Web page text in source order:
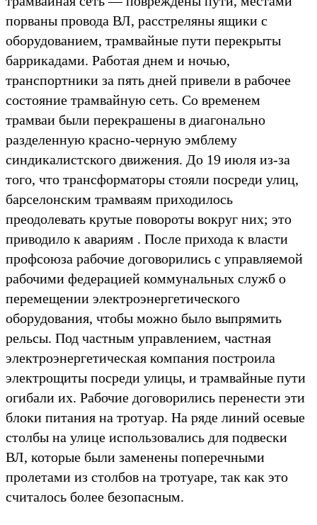
порваны провода ВЛ, расстреляны ящики с
оборудованием, трамвайные пути перекрыты
баррикадами. Работая днем ​​и ночью,
транспортники за пять дней привели в рабочее
состояние трамвайную сеть. Со временем
трамваи были перекрашены в диагонально
разделенную красно-черную эмблему
синдикалистского движения. До 19 июля из-за
того, что трансформаторы стояли посреди улиц,
барселонским трамваям приходилось
преодолевать крутые повороты вокруг них; это
приводило к авариям . После прихода к власти
профсоюза рабочие договорились с управляемой
рабочими федерацией коммунальных служб о
перемещении электроэнергетического
оборудования, чтобы можно было выпрямить
рельсы. Под частным управлением, частная
электроэнергетическая компания построила
электрощиты посреди улицы, и трамвайные пути
огибали их. Рабочие договорились перенести эти
блоки питания на тротуар. На ряде линий осевые
столбы на улице использовались для подвески
ВЛ, которые были заменены поперечными
пролетами из столбов на тротуаре, так как это
считалось более безопасным.